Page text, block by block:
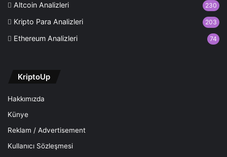
Altcoin Analizleri 230
Kripto Para Analizleri 203
Ethereum Analizleri 74
KriptoUp
Hakkımızda
Künye
Reklam / Advertisement
Kullanıcı Sözleşmesi